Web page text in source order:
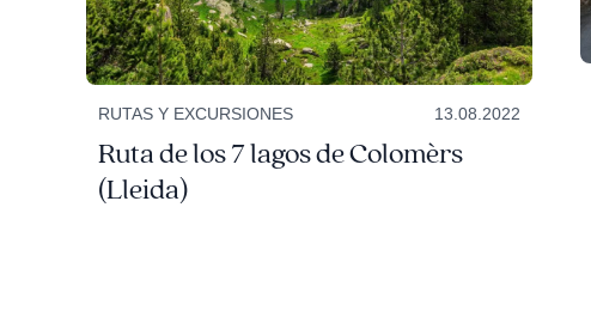
RUTAS Y EXCURSIONES 13.08.2022
Ruta de los 7 lagos de Colomèrs
(Lleida)